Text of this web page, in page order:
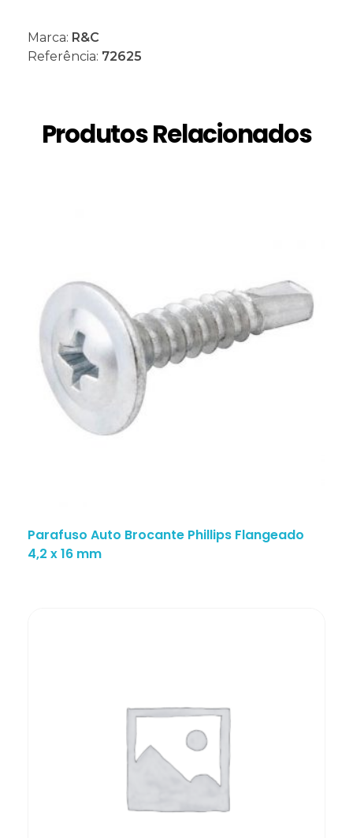
Marca: R&C
Referência: 72625
Produtos Relacionados
Parafuso Auto Brocante Phillips Flangeado
4,2 x 16 mm